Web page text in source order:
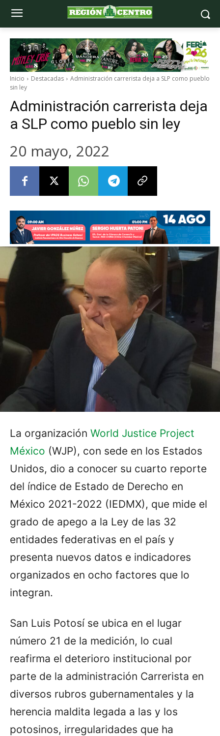
Inicio Destacadas
Administración carrerista deja a SLP como pueblo
sin ley
Administración carrerista deja
a SLP como pueblo sin ley
20 mayo, 2022
La organización World Justice Project
México (WJP), con sede en los Estados
Unidos, dio a conocer su cuarto reporte
del índice de Estado de Derecho en
México 2021-2022 (IEDMX), que mide el
grado de apego a la Ley de las 32
entidades federativas en el país y
presenta nuevos datos e indicadores
organizados en ocho factores que lo
integran.
San Luis Potosí se ubica en el lugar
número 21 de la medición, lo cual
reafirma el deterioro institucional por
parte de la administración Carrerista en
diversos rubros gubernamentales y la
herencia maldita legada a las y los
potosinos, irregularidades que ha